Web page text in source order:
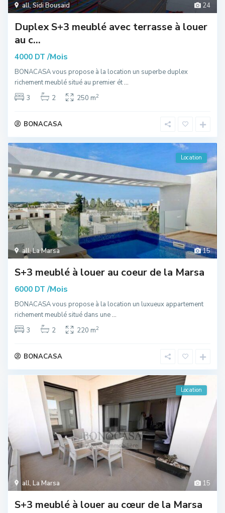
24
all,Sidi Bousaid
Duplex S+3 meublé avec terrasse à louer
au c...
4000 DT/Mois
BONACASA vous propose à la location un superbe duplex
richement meublé situé au premier ét...
3
2 250 m2
BONACASA
15
all,La Marsa
Location
S+3 meublé à louer au coeur de la Marsa
6000 DT/Mois
BONACASA vous propose à la location un luxueux appartement
richement meublé situé dans une...
3
2 220 m2
BONACASA
15
all, La Marsa
Location
S+3 meublé à louer au cœur de la Marsa